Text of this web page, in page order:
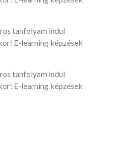
tanfolyam indul
E-learning képzések
tanfolyam indul
E-learning képzések